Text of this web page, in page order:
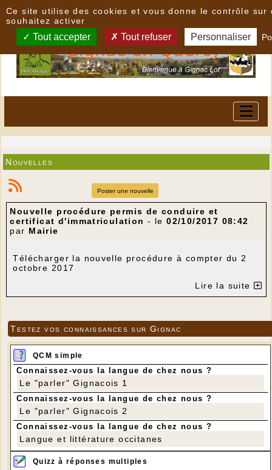
Nouvelles
Poster une nouvelle
Nouvelle procédure permis de conduire et
certificat d'immatriculation - le02/10/2017 08:42
par Mairie
Télécharger la nouvelle procédure à compter du 2
octobre 2017
Lire la suite
Testez vos connaissances sur Gignac
QCM simple
Connaissez-vous la langue de chez nous ?
Le "parler" Gignacois 1
Connaissez-vous la langue de chez nous ?
Le "parler" Gignacois 2
Connaissez-vous la langue de chez nous ?
Langue et littérature occitanes
Quizz à réponses multiples
Ce site utilise des cookies et vous donne le contrôle sur
souhaitez activer
Tout accepter Tout refuser Personnaliser